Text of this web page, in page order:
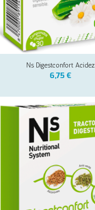
Ns Digestconfort Acidez
6,75€